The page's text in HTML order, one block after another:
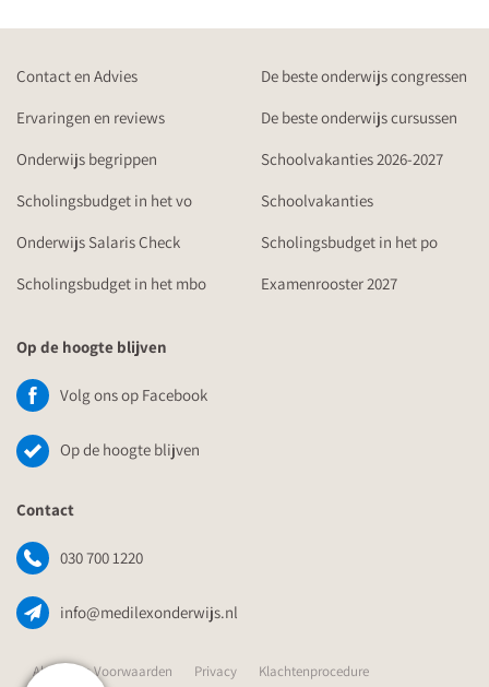
Contact en Advies
De beste onderwijs congressen
Ervaringen en reviews
De beste onderwijs cursussen
Onderwijs begrippen
Schoolvakanties 2026-2027
Scholingsbudget in het vo
Schoolvakanties
Onderwijs Salaris Check
Scholingsbudget in het po
Scholingsbudget in het mbo
Examenrooster 2027
Op de hoogte blijven
Volg ons op Facebook
Op de hoogte blijven
Contact
030 700 1220
info@medilexonderwijs.nl
Algemene Voorwaarden Privacy Klachtenprocedure